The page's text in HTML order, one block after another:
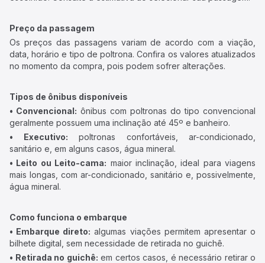
Preço da passagem
Os preços das passagens variam de acordo com a viação,
data, horário e tipo de poltrona. Confira os valores atualizados
no momento da compra, pois podem sofrer alterações.
Tipos de ônibus disponíveis
• Convencional: ônibus com poltronas do tipo convencional
geralmente possuem uma inclinação até 45º e banheiro.
• Executivo: poltronas confortáveis, ar-condicionado,
sanitário e, em alguns casos, água mineral.
• Leito ou Leito-cama: maior inclinação, ideal para viagens
mais longas, com ar-condicionado, sanitário e, possivelmente,
água mineral.
Como funciona o embarque
• Embarque direto: algumas viações permitem apresentar o
bilhete digital, sem necessidade de retirada no guichê.
• Retirada no guichê: em certos casos, é necessário retirar o